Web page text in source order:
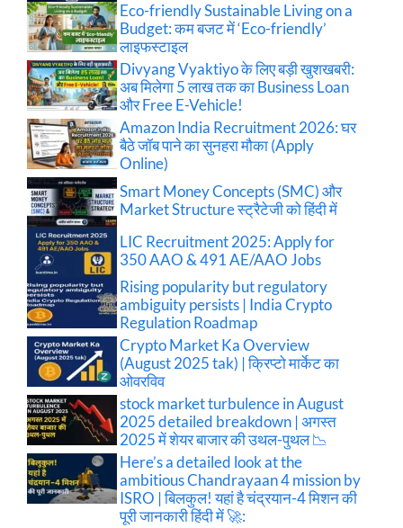
Eco-friendly Sustainable Living on a
Budget: कम बजट में ‘Eco-friendly’
लाइफस्टाइल
Divyang Vyaktiyo के लिए बड़ी खुशखबरी:
अब मिलेगा 5 लाख तक का Business Loan
और Free E-Vehicle!
Amazon India Recruitment 2026: घर
बैठे जॉब पाने का सुनहरा मौका (Apply
Online)
Smart Money Concepts (SMC) और
Market Structure स्ट्रैटेजी को हिंदी में
LIC Recruitment 2025: Apply for
350 AAO & 491 AE/AAO Jobs
Rising popularity but regulatory
ambiguity persists | India Crypto
Regulation Roadmap
Crypto Market Ka Overview
(August 2025 tak) | क्रिप्टो मार्केट का
ओवरविव
stock market turbulence in August
2025 detailed breakdown | अगस्त
2025 में शेयर बाजार की उथल-पुथल 📉
Here’s a detailed look at the
ambitious Chandrayaan 4 mission by
ISRO | बिलकुल! यहां है चंद्रयान-4 मिशन की
पूरी जानकारी हिंदी में 🚀: